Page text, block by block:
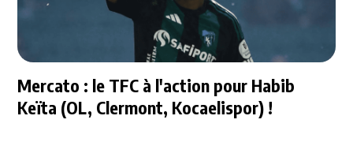
Mercato : le TFC à l'action pour Habib
Keïta (OL, Clermont, Kocaelispor) !